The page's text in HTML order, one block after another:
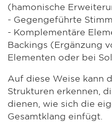
(hamonische
- Gegengeführte
- Komplementäre
Backings (Ergänzung
Elementen oder bei
Auf diese Weise kann
Strukturen erkennen,
dienen, wie sich die
Gesamtklang einfügt.